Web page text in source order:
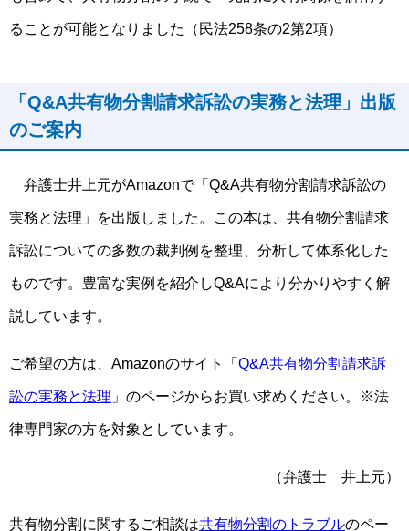
ることが可能となりました（民法258条の2第2項）
「Q&A共有物分割請求訴訟の実務と法理」出版
のご案内
弁護士井上元がAmazonで「Q&A共有物分割請求訴訟の
実務と法理」を出版しました。この本は、共有物分割請求
訴訟についての多数の裁判例を整理、分析して体系化した
ものです。豊富な実例を紹介しQ&Aにより分かりやすく解
説しています。
ご希望の方は、Amazonのサイト「 Q&A共有物分割請求訴
訟の実務と法理 」のページからお買い求めください。※法
律専門家の方を対象としています。
（弁護士 井上元）
共有物分割に関するご相談は共有物分割のトラブルのペー